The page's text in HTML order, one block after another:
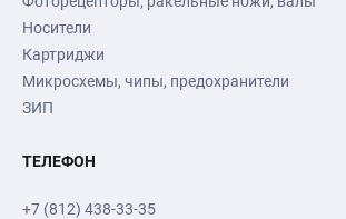
Носители
Картриджи
Микросхемы, чипы, предохранители
ЗИП
ТЕЛЕФОН
+7 (812) 438-33-35